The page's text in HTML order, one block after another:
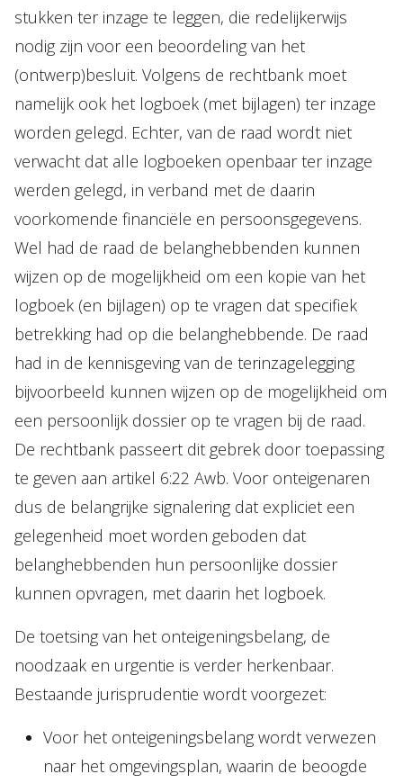
stukken ter inzage te leggen, die redelijkerwijs
nodig zijn voor een beoordeling van het
(ontwerp)besluit. Volgens de rechtbank moet
namelijk ook het logboek (met bijlagen) ter inzage
worden gelegd. Echter, van de raad wordt niet
verwacht dat alle logboeken openbaar ter inzage
werden gelegd, in verband met de daarin
voorkomende financiële en persoonsgegevens.
Wel had de raad de belanghebbenden kunnen
wijzen op de mogelijkheid om een kopie van het
logboek (en bijlagen) op te vragen dat specifiek
betrekking had op die belanghebbende. De raad
had in de kennisgeving van de terinzagelegging
bijvoorbeeld kunnen wijzen op de mogelijkheid om
een persoonlijk dossier op te vragen bij de raad.
De rechtbank passeert dit gebrek door toepassing
te geven aan artikel 6:22 Awb. Voor onteigenaren
dus de belangrijke signalering dat expliciet een
gelegenheid moet worden geboden dat
belanghebbenden hun persoonlijke dossier
kunnen opvragen, met daarin het logboek.
De toetsing van het onteigeningsbelang, de
noodzaak en urgentie is verder herkenbaar.
Bestaande jurisprudentie wordt voorgezet:
Voor het onteigeningsbelang wordt verwezen
naar het omgevingsplan, waarin de beoogde